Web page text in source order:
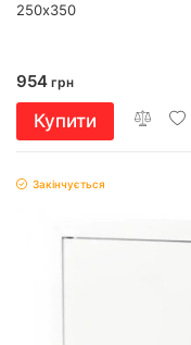
250х350
954 грн
Купити
Закінчується